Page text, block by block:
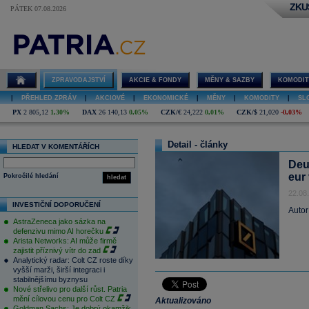
PÁTEK 07.08.2026
ZPRAVODAJSTVÍ AKCIE & FONDY MĚNY & SAZBY
PŘEHLED ZPRÁV AKCIOVÉ EKONOMICKÉ MĚNY KOMODITY
PX 2 805,12 1,30% DAX 26 140,13 0,05% CZK/€ 24,222 0,01% CZK/$ 21,020 -0,03%
HLEDAT V KOMENTÁŘÍCH
hledat
Pokročilé hledání
INVESTIČNÍ DOPORUČENÍ
AstraZeneca jako sázka na
defenzivu mimo AI horečku
Arista Networks: AI může firmě
zajistit příznivý vítr do zad
Analytický radar: Colt CZ roste díky
vyšší marži, širší integraci i
stabilnějšímu byznysu
Nové střelivo pro další růst. Patria
mění cílovou cenu pro Colt CZ
Detail - články
eur
Aktualizováno